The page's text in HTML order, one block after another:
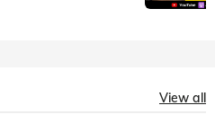
View all